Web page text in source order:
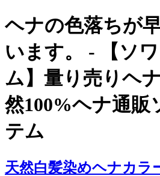
ヘナの色落ちが
います。 - 【ソ
ム】量り売りヘ
然100%ヘナ通販
テム
天然白髪染めヘナカラ